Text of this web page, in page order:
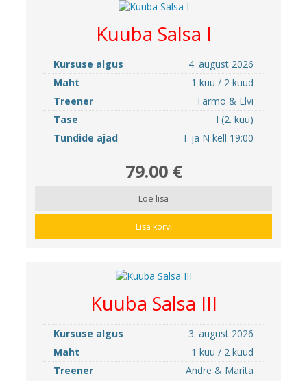
Kuuba Salsa I
Kursuse algus
4. august 2026
Maht
1 kuu / 2 kuud
Treener
Tarmo & Elvi
Tase
I (2. kuu)
Tundide ajad
T ja N kell 19:00
79.00 €
Loe lisa
Lisa korvi
Kuuba Salsa III
Kursuse algus
3. august 2026
Maht
1 kuu / 2 kuud
Treener
Andre & Marita